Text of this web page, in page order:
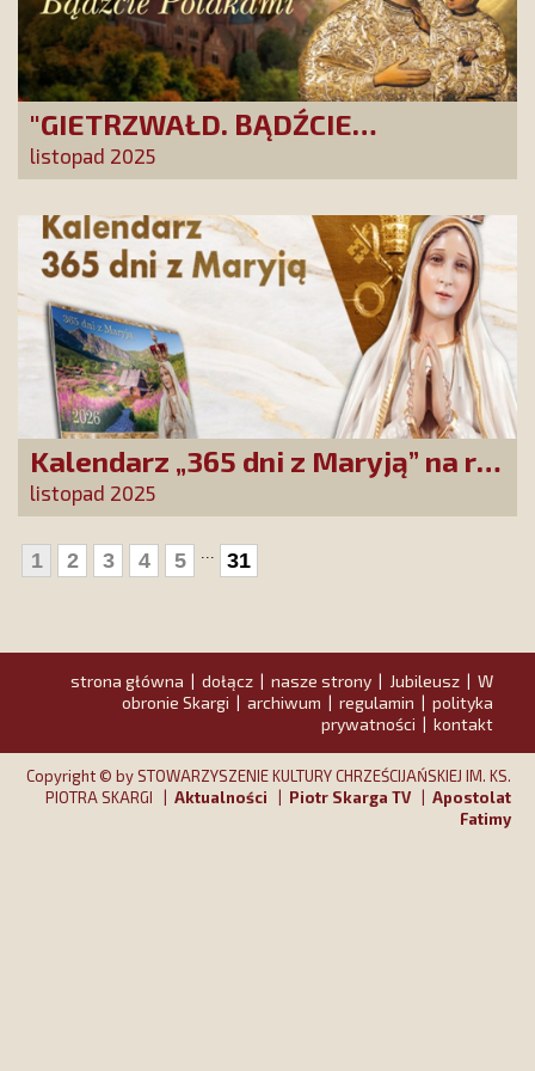
"GIETRZWAŁD. BĄDŹCIE
POLAKAMI". Wesprzyj produkcję
nowego filmu PCh24 TV
listopad 2025
Kalendarz „365 dni z Maryją” na rok
2026 już dostępny! Nowa edycja
zawiera wyjątkowy temat
przewodni
listopad 2025
1 2 3 4 5 ... 31
strona główna dołącz nasze strony Jubileusz
W
obronie Skargi
archiwum regulamin
polityka
prywatności
kontakt
Copyright © by STOWARZYSZENIE KULTURY CHRZEŚCIJAŃSKIEJ IM. KS.
PIOTRA SKARGI | Aktualności Piotr Skarga TV
Apostolat
Fatimy